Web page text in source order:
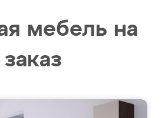
мебель на
заказ